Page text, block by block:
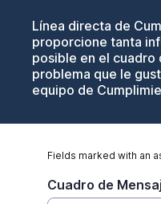
Línea directa de
proporcione tanta
posible en el cuadro
problema que le
equipo de
Fields marked with an
Cuadro de